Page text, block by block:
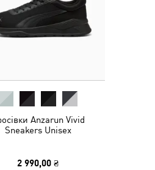
Anzarun Vivid
Sneakers Unisex
2 990,00 ₴